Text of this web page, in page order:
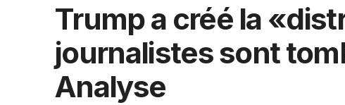
Trump a créé la
journalistes sont
Analyse